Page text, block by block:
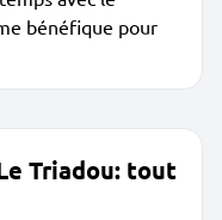
bénéfique pour
Triadou: tout